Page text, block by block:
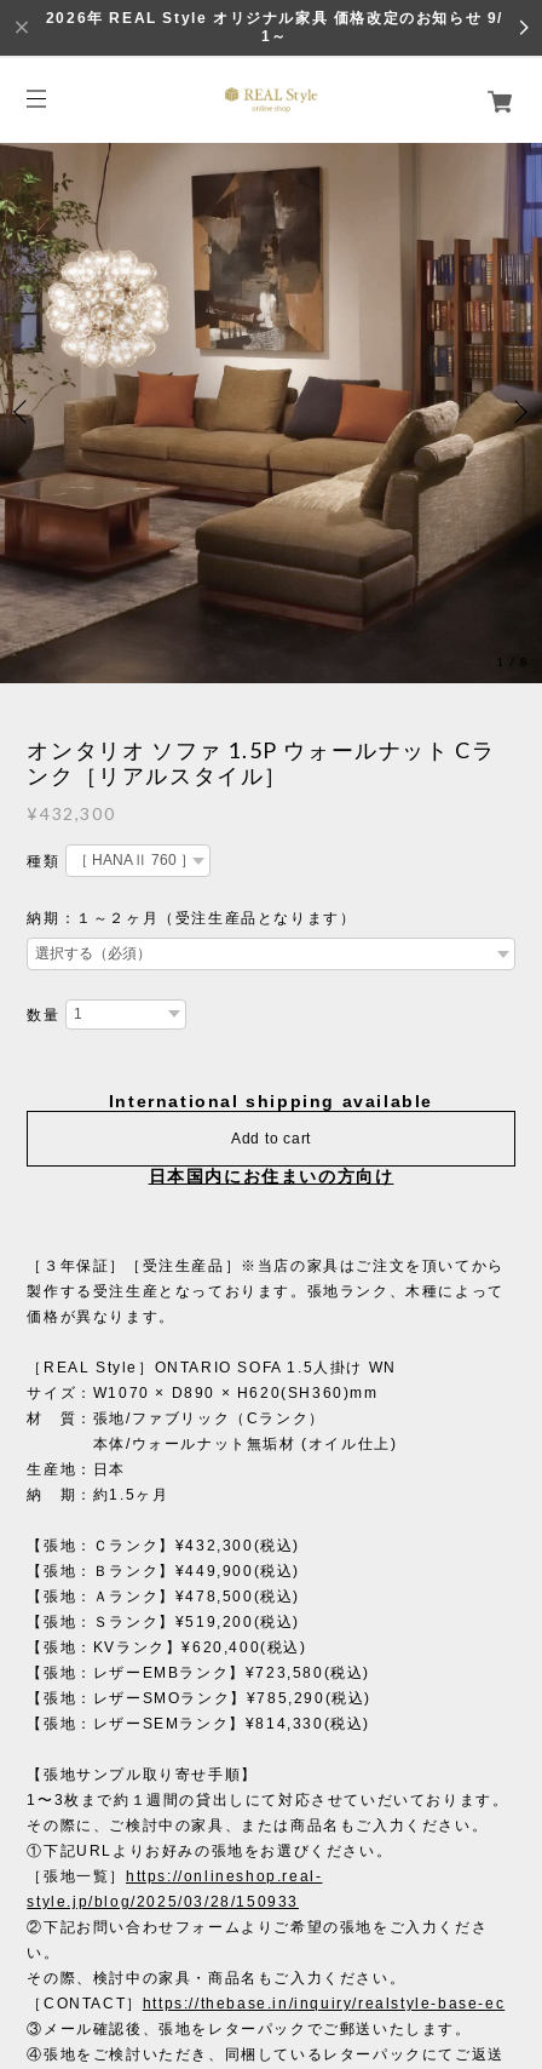
2026年 REAL Style オリジナル家具 価格改定のお知らせ 9/
1～
1 /8
オンタリオ ソファ 1.5P ウォールナット Cラ
ンク［リアルスタイル］
¥432,300
種類
納期：１～２ヶ月（受注生産品となります）
数量
International shipping available
Add to cart
日本国内にお住まいの方向け
［３年保証］［受注生産品］※当店の家具はご注文を頂いてから
製作する受注生産となっております。張地ランク、木種によって
価格が異なります。
［REAL Style］ONTARIO SOFA 1.5人掛け WN
サイズ：W1070 × D890 × H620(SH360)mm
材 質：張地/ファブリック（Cランク）
本体/ウォールナット無垢材 (オイル仕上)
生産地：日本
納 期：約1.5ヶ月
【張地：Ｃランク】¥432,300(税込)
【張地：Ｂランク】¥449,900(税込)
【張地：Ａランク】¥478,500(税込)
【張地：Ｓランク】¥519,200(税込)
【張地：KVランク】¥620,400(税込)
【張地：レザーEMBランク】¥723,580(税込)
【張地：レザーSMOランク】¥785,290(税込)
【張地：レザーSEMランク】¥814,330(税込)
【張地サンプル取り寄せ手順】
1〜3枚まで約１週間の貸出しにて対応させていだいております。
その際に、ご検討中の家具、または商品名もご入力ください。
①下記URLよりお好みの張地をお選びください。
［張地一覧］
https://onlineshop.real-
style.jp/blog/2025/03/28/150933
②下記お問い合わせフォームよりご希望の張地をご入力くださ
い。
その際、検討中の家具・商品名もご入力ください。
［CONTACT］
https://thebase.in/inquiry/realstyle-base-ec
③メール確認後、張地をレターパックでご郵送いたします。
④張地をご検討いただき、同梱しているレターパックにてご返送